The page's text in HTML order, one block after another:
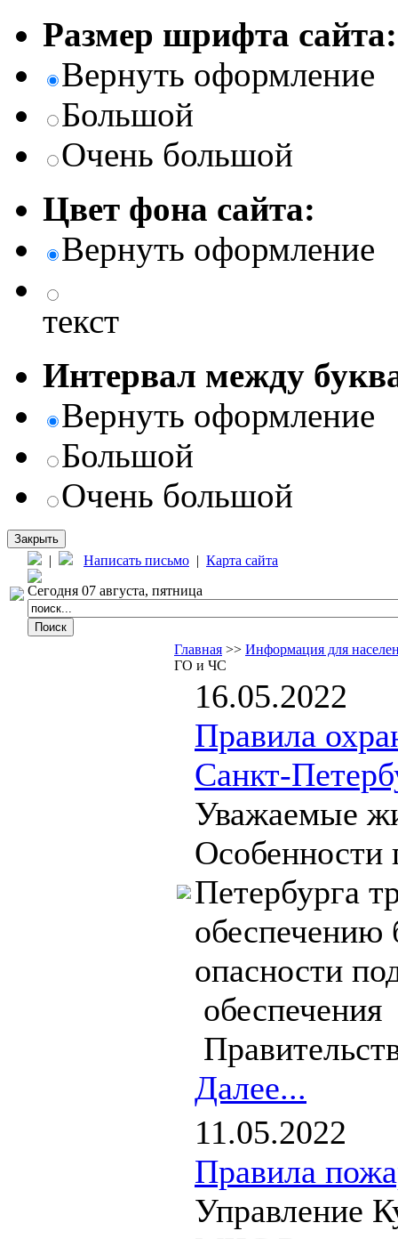
Размер шрифта сайта:
Вернуть оформление
Большой
Очень большой
Цвет фона сайта:
Вернуть оформление
текст
Интервал между
Вернуть оформление
Большой
Очень большой
Закрыть
| Написать письмо | Карта сайта
Сегодня 07 августа, пятница
Главная >> Информация для
ГО и ЧС
16.05.2022
Правила
Санкт-
Уважаемые
Особенности
Петербурга
обеспечению
опасности
Далее...
11.05.2022
Правила
Управление